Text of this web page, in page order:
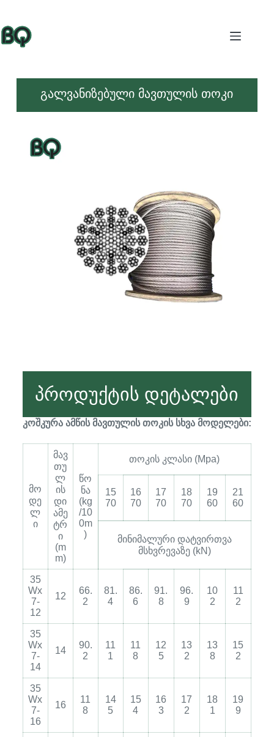
გალვანიზებული მავთულის თოკი
პროდუქტის დეტალები
კოშკურა ამწის მავთულის თოკის სხვა მოდელები:
მო
დე
ლ
ი
მავ
თუ
ლ
ის
დი
ამე
ტრ
ი
(m
m)
წო
ნა
(kg
/10
0m
)
თოკის კლასი (Mpa)
15
70
16
70
17
70
18
70
19
60
21
60
მინიმალური დატვირთვა
მსხვრევაზე (kN)
35
Wx
7-
12
12
66.
2
81.
4
86.
6
91.
8
96.
9
10
2
11
2
35
Wx
7-
14
14
90.
2
11
1
11
8
12
5
13
2
13
8
15
2
35
Wx
7-
16
16
11
8
14
5
15
4
16
3
17
2
18
1
19
9